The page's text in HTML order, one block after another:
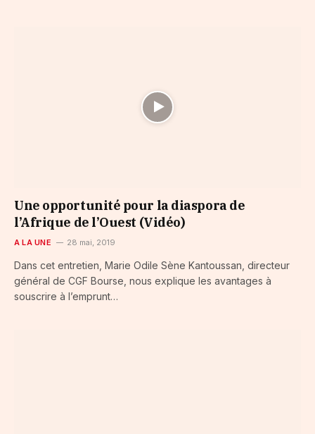
Une opportunité pour la diaspora de
l’Afrique de l’Ouest (Vidéo)
A LA UNE 28 mai, 2019
Dans cet entretien, Marie Odile Sène Kantoussan, directeur
général de CGF Bourse, nous explique les avantages à
souscrire à l’emprunt…